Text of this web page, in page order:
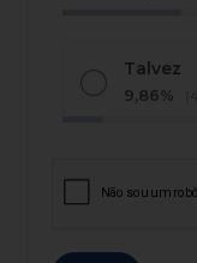
Talvez
9,86%